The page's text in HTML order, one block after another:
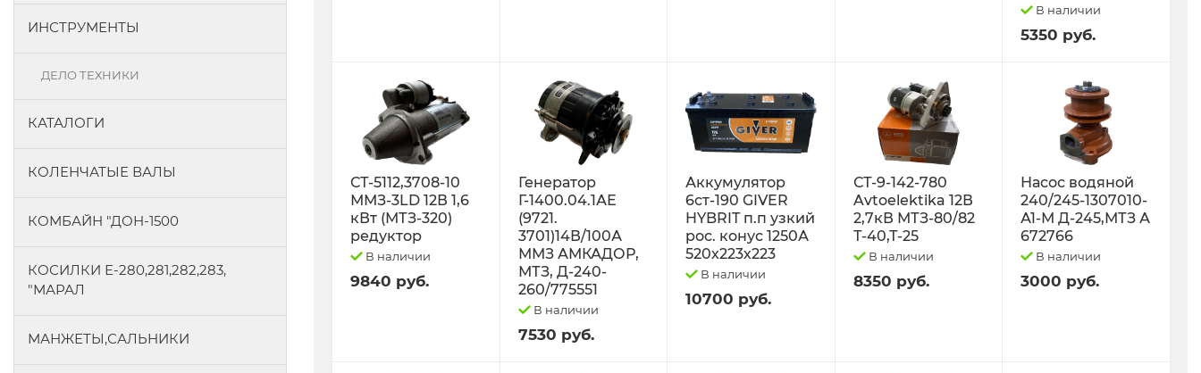
ИНСТРУМЕНТЫ
ДЕЛО ТЕХНИКИ
КАТАЛОГИ
КОЛЕНЧАТЫЕ ВАЛЫ
КОМБАЙН "ДОН-1500
КОСИЛКИ Е-280,281,282,283,
"МАРАЛ
МАНЖЕТЫ,САЛЬНИКИ
В наличии
5350 руб.
СТ-5112,3708-10
ММЗ-3LD 12В 1,6
кВт (МТЗ-320)
редуктор
В наличии
9840 руб.
Генератор
Г-1400.04.1АЕ
(9721.
3701)14В/100А
ММЗ АМКАДОР,
МТЗ, Д-240-
260/775551
В наличии
7530 руб.
Аккумулятор
6ст-190 GIVER
HYBRIT п.п узкий
рос. конус 1250А
520х223х223
В наличии
10700 руб.
СТ-9-142-780
Avtoelektika 12В
2,7кВ МТЗ-80/82
Т-40,Т-25
В наличии
8350 руб.
Насос водяной
240/245-1307010-
А1-М Д-245,МТЗ А
672766
В наличии
3000 руб.